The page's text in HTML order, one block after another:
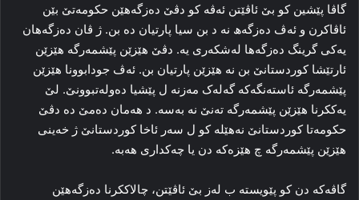
گاڤا پێشین کو بێ ئاڤێتن ئه‌ڤه‌ کو دڤێ ده‌زگه‌هێن حکومه‌تێ بێن
ئاڤاکرن و ئه‌ڤ ده‌زگه‌ھ نه‌ د بن سیا پارتیان ده‌ بن. ژ ڤان ده‌زگه‌هان
یه‌کی گرینگ ده‌زگه‌ها له‌شکه‌ری یه‌. دڤێ هێزێن پێشمه‌رگه‌ هێزێن
ئارتێشا کوردستانێ بن نه‌ هێزێن پارتیان بن. ئه‌ڤ جودابوونا هێزێن
پێشمه‌رگه‌ ئاسته‌نگه‌که‌ گه‌له‌ک مه‌زنه‌ ل پێشیا ده‌وله‌تبوونێ. لێ
یه‌ککرنا هێزێن پێشمه‌رگه‌ ته‌نێ نه‌ به‌سه‌. د هه‌مان ده‌مێ ده‌ دڤێ
حکومه‌تا کوردستانێ نه‌هێله‌ کو ل سه‌ر ئاخا کوردستانێ ژ خه‌ینی
هێزێن پێشمه‌رگه‌ چ هێزه‌که‌ دن یا چه‌کداری هه‌به‌.
گاڤه‌که‌ دن کو پێویسته‌ ب له‌ز بێ ئاڤێتن، چالاککرنا ده‌زگه‌هێن